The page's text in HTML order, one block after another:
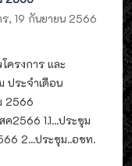
ร, 19 กันยายน 2566
ครงการ และ
ประจำเดือน
2566
2566 1.1...ประชุม
2...ประชุม..อชท.